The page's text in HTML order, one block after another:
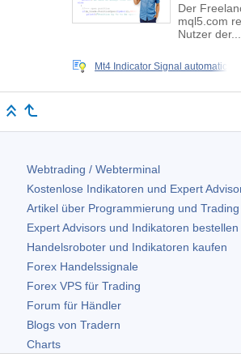
Der
mql5.com
Nutzer der...
Mt4 Indicator Signal automatic
Webtrading / Webterminal
Kostenlose Indikatoren und Expert
Artikel über Programmierung und Trading
Expert Advisors und Indikatoren bestellen
Handelsroboter und Indikatoren kaufen
Forex Handelssignale
Forex VPS für Trading
Forum für Händler
Blogs von Tradern
Charts